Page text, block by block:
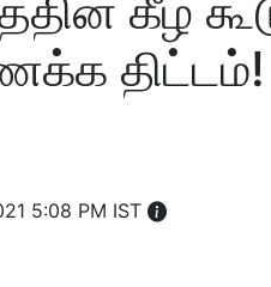
திட்டம்!
5:08 PM IST